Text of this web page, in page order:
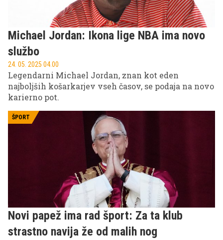
Michael Jordan: Ikona lige NBA ima novo
službo
24. 05. 2025 04.00
Legendarni Michael Jordan, znan kot eden
najboljših košarkarjev vseh časov, se podaja na novo
karierno pot.
ŠPORT
Novi papež ima rad šport: Za ta klub
strastno navija že od malih nog